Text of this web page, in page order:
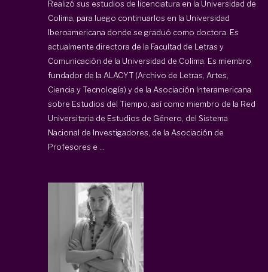
Realizó sus estudios de licenciatura en la Universidad de
Colima, para luego continuarlos en la Universidad
Iberoamericana donde se graduó como doctora. Es
actualmente directora de la Facultad de Letras y
Comunicación de la Universidad de Colima. Es miembro
fundador de la ALACYT (Archivo de Letras, Artes,
Ciencia y Tecnología) y de la Asociación Interamericana
sobre Estudios del Tiempo, así como miembro de la Red
Universitaria de Estudios de Género, del Sistema
Nacional de Investigadores, de la Asociación de
Profesores e ...